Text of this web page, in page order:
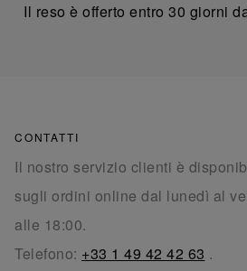
Il reso è offerto entro 30 giorni
CONTATTI
Il nostro servizio clienti è
sugli ordini online dal lunedì al
alle 18:00.
Telefono: +33 1 49 42 42 63 .